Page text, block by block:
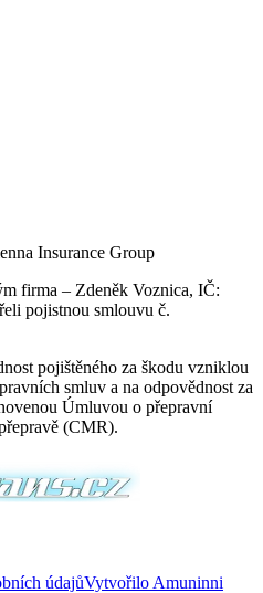
Insurance Group
firma – Zdeněk Voznica, IČ:
pojistnou smlouvu č.
pojištěného za škodu vzniklou
smluv a na odpovědnost za
Úmluvou o přepravní
(CMR).
údajůVytvořilo Amuninni